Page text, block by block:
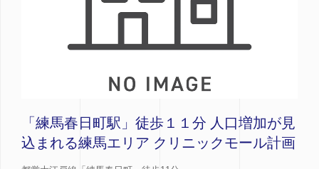
「練馬春日町駅」徒歩１１分 人口増加が見
込まれる練馬エリア クリニックモール計画